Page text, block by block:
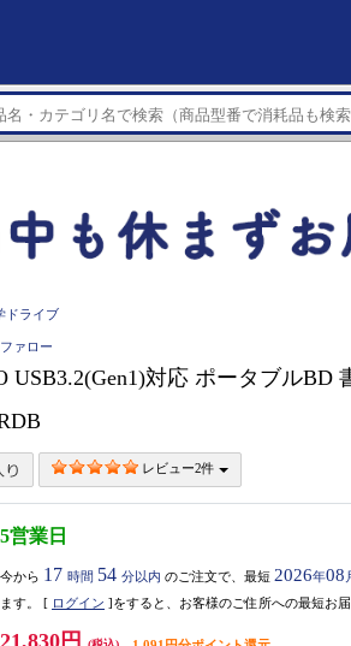
ドライブ
ァロー
USB3.2(Gen1)対応 ポータブルBD
レビュー2件
5営業日
今から 17 時間 54 分以内 のご注文で、最短 2026年08
ます。 [ ログイン ]をすると、お客様のご住所への最短お届
21,830円